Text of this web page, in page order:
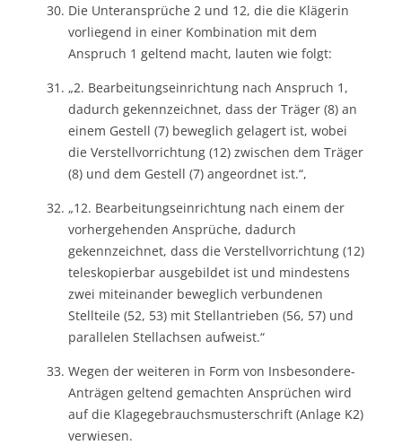
Die Unteransprüche 2 und 12, die die Klägerin
vorliegend in einer Kombination mit dem
Anspruch 1 geltend macht, lauten wie folgt:
„2. Bearbeitungseinrichtung nach Anspruch 1,
dadurch gekennzeichnet, dass der Träger (8) an
einem Gestell (7) beweglich gelagert ist, wobei
die Verstellvorrichtung (12) zwischen dem Träger
(8) und dem Gestell (7) angeordnet ist.“,
„12. Bearbeitungseinrichtung nach einem der
vorhergehenden Ansprüche, dadurch
gekennzeichnet, dass die Verstellvorrichtung (12)
teleskopierbar ausgebildet ist und mindestens
zwei miteinander beweglich verbundenen
Stellteile (52, 53) mit Stellantrieben (56, 57) und
parallelen Stellachsen aufweist.“
Wegen der weiteren in Form von Insbesondere-
Anträgen geltend gemachten Ansprüchen wird
auf die Klagegebrauchsmusterschrift (Anlage K2)
verwiesen.